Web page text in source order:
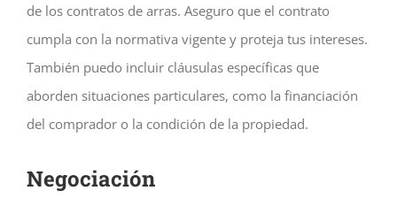
de los contratos de arras. Aseguro que el contrato
cumpla con la normativa vigente y proteja tus intereses.
También puedo incluir cláusulas específicas que
aborden situaciones particulares, como la financiación
del comprador o la condición de la propiedad.
Negociación